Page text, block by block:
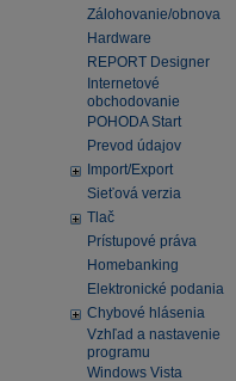
Zálohovanie/obnova
Hardware
REPORT Designer
Internetové
obchodovanie
POHODA Start
Prevod údajov
Import/Export
Sieťová verzia
Tlač
Prístupové práva
Homebanking
Elektronické podania
Chybové hlásenia
Vzhľad a nastavenie
programu
Windows Vista